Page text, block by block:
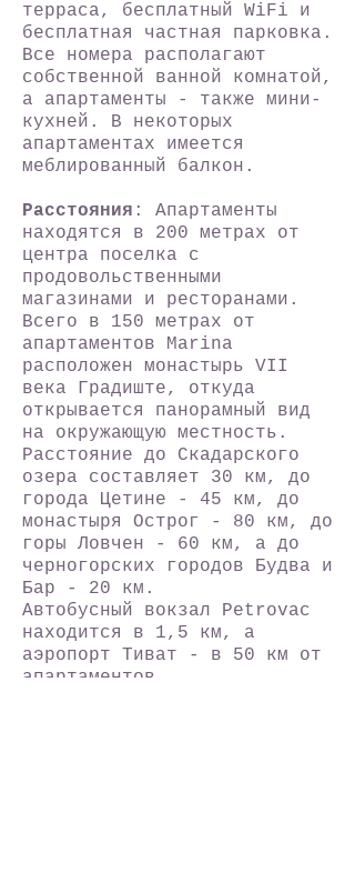
терраса, бесплатный WiFi и
бесплатная частная парковка.
Все номера располагают
собственной ванной комнатой,
а апартаменты - также мини-
кухней. В некоторых
апартаментах имеется
меблированный балкон.
Расстояния : Апартаменты
находятся в 200 метрах от
центра поселка с
продовольственными
магазинами и ресторанами.
Всего в 150 метрах от
апартаментов Marina
расположен монастырь VII
века Градиште, откуда
открывается панорамный вид
на окружающую местность.
Расстояние до Скадарского
озера составляет 30 км, до
города Цетине - 45 км, до
монастыря Острог - 80 км, до
горы Ловчен - 60 км, а до
черногорских городов Будва и
Бар - 20 км.
Автобусный вокзал Petrovac
находится в 1,5 км, а
аэропорт Тиват - в 50 км от
апартаментов.